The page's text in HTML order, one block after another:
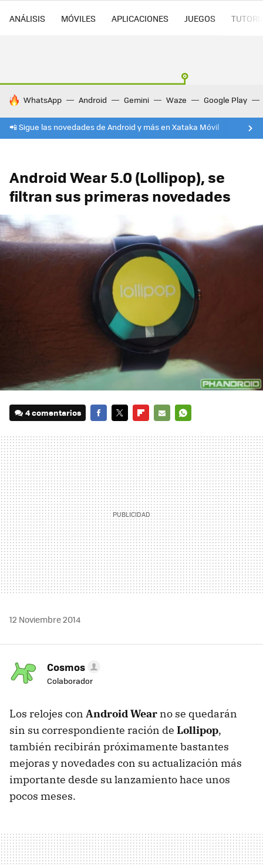
ANÁLISIS MÓVILES APLICACIONES JUEGOS
HOY SE HABLA DE
WhatsApp Android Gemini Waze Google Play
📲 Sigue las novedades de Android y más en Xataka Móvil
Android Wear 5.0 (Lollipop), se
filtran sus primeras novedades
4 comentarios
MAIL
12 Noviembre 2014
Cosmos
Colaborador
Los relojes con Android Wear no se quedarán
sin su correspondiente ración de Lollipop,
también recibirán próximamente bastantes
mejoras y novedades con su actualización más
importante desde su lanzamiento hace unos
pocos meses.